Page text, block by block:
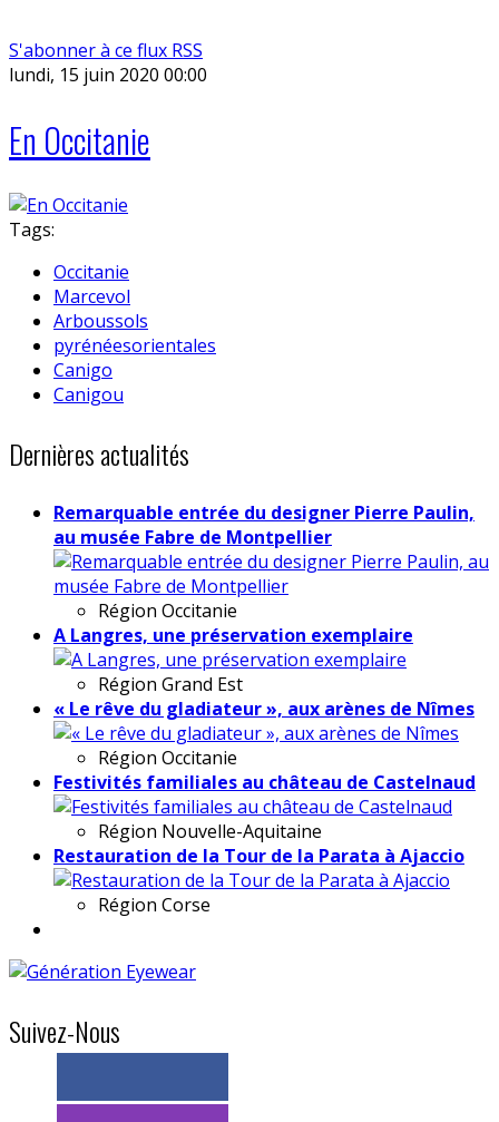
S'abonner à ce flux RSS
lundi, 15 juin 2020 00:00
En Occitanie
Tags:
Occitanie
Marcevol
Arboussols
pyrénéesorientales
Canigo
Canigou
Dernières actualités
Remarquable entrée du designer Pierre Paulin,
au musée Fabre de Montpellier
Région Occitanie
A Langres, une préservation exemplaire
Région Grand Est
« Le rêve du gladiateur », aux arènes de Nîmes
Région Occitanie
Festivités familiales au château de Castelnaud
Région Nouvelle-Aquitaine
Restauration de la Tour de la Parata à Ajaccio
Région Corse
Suivez-Nous
> 11k abonnés